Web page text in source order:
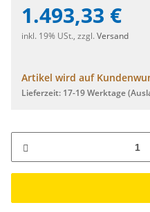
1.493,33 €
inkl. 19% USt., zzgl. Versand
Artikel wird auf
Lieferzeit: 17-19 Werktage